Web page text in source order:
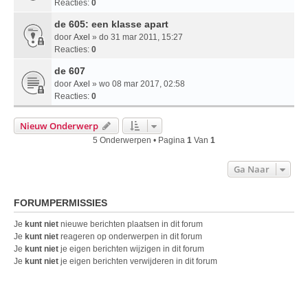
Reacties: 0
de 605: een klasse apart
door Axel » do 31 mar 2011, 15:27
Reacties: 0
de 607
door Axel » wo 08 mar 2017, 02:58
Reacties: 0
Nieuw Onderwerp
5 Onderwerpen • Pagina 1 Van 1
Ga Naar
FORUMPERMISSIES
Je kunt niet nieuwe berichten plaatsen in dit forum
Je kunt niet reageren op onderwerpen in dit forum
Je kunt niet je eigen berichten wijzigen in dit forum
Je kunt niet je eigen berichten verwijderen in dit forum